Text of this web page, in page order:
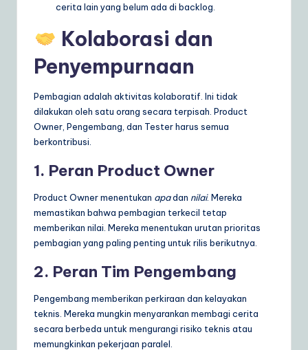
cerita lain yang belum ada di backlog.
Kolaborasi dan
Penyempurnaan
Pembagian adalah aktivitas kolaboratif. Ini tidak
dilakukan oleh satu orang secara terpisah. Product
Owner, Pengembang, dan Tester harus semua
berkontribusi.
1. Peran Product Owner
Product Owner menentukan apadan nilai. Mereka
memastikan bahwa pembagian terkecil tetap
memberikan nilai. Mereka menentukan urutan prioritas
pembagian yang paling penting untuk rilis berikutnya.
2. Peran Tim Pengembang
Pengembang memberikan perkiraan dan kelayakan
teknis. Mereka mungkin menyarankan membagi cerita
secara berbeda untuk mengurangi risiko teknis atau
memungkinkan pekerjaan paralel.